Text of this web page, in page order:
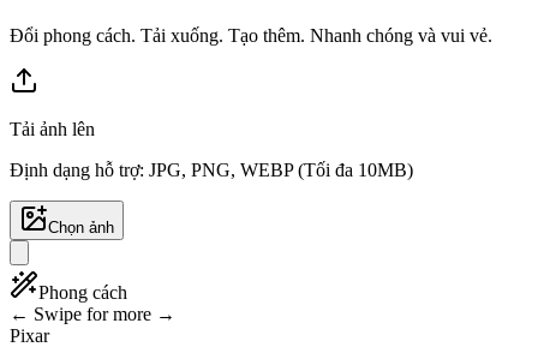
Đổi phong cách. Tải xuống. Tạo thêm. Nhanh chóng và vui vẻ.
Tải ảnh lên
Định dạng hỗ trợ: JPG, PNG, WEBP (Tối đa 10MB)
Chọn ảnh
Phong cách
← Swipe for more →
Pixar